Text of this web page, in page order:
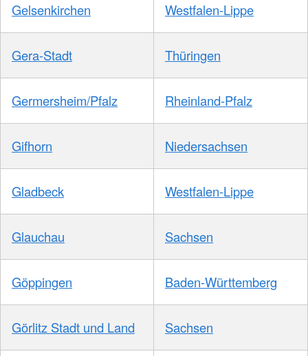
Gelsenkirchen Westfalen-Lippe
Gera-Stadt Thüringen
Germersheim/Pfalz Rheinland-Pfalz
Gifhorn Niedersachsen
Gladbeck Westfalen-Lippe
Glauchau Sachsen
Göppingen Baden-Württemberg
Görlitz Stadt und Land Sachsen